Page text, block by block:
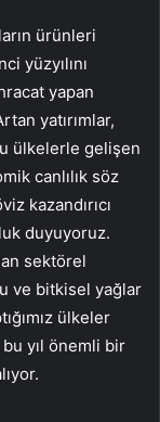
ürünleri
yüzyılını
yapan
yatırımlar,
ülkelerle gelişen
canlılık söz
kazandırıcı
duyuyoruz.
sektörel
ve bitkisel yağlar
ülkeler
yıl önemli bir